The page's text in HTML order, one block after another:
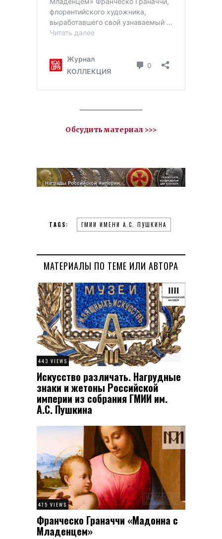
Обсудить материал >>>
TAGS: ГМИИ ИМЕНИ А.С. ПУШКИНА
МАТЕРИАЛЫ ПО ТЕМЕ ИЛИ АВТОРА
443 VIEWS
Искусство различать. Нагрудные
знаки и жетоны Российской
империи из собрания ГМИИ им.
А.С. Пушкина
475 VIEWS
Франческо Граначчи «Мадонна с
Младенцем»